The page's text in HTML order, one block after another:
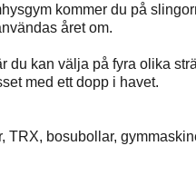
kommer du på
året om.
du kan välja på fyra olika
med ett dopp i havet.
TRX, bosubollar,